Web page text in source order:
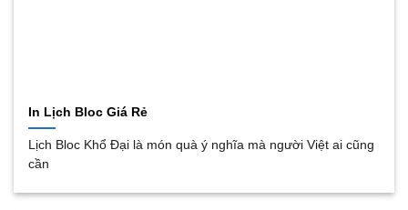
In Lịch Bloc Giá Rẻ
Lịch Bloc Khổ Đại là món quà ý nghĩa mà người Việt ai cũng
cần